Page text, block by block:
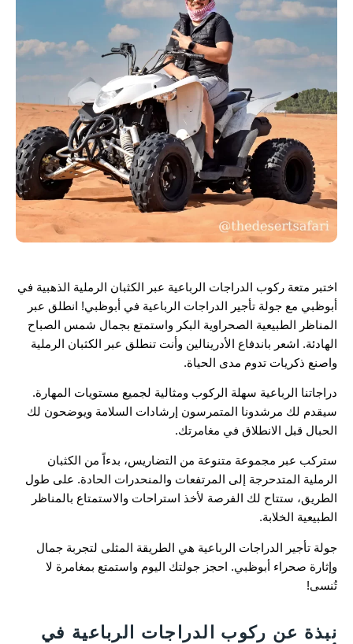
اختبر متعة ركوب الدراجات الرباعية عبر الكثبان الرملية الذهبية في
أبوظبي مع جولة تأجير الدراجات الرباعية في أبوظبي! انطلق عبر
المناظر الطبيعية الصحراوية البكر واستمتع بجمال شمس الصباح
الهادئة. اشعر باندفاع الأدرينالين وأنت تنطلق عبر الكثبان الرملية
واصنع ذكريات تدوم مدى الحياة.
دراجاتنا الرباعية سهلة الركوب ومثالية لجميع مستويات المهارة.
سيقدم لك مرشدونا المتمرسون إرشادات السلامة ويوضحون لك
الحبال قبل الانطلاق في مغامرتك.
ستركب عبر مجموعة متنوعة من التضاريس، بدءاً من الكثبان
الرملية المتدحرجة إلى المرتفعات والمنحدرات الحادة. على طول
الطريق، ستتاح لك الفرصة لأخذ استراحات والاستمتاع بالمناظر
الطبيعية الخلابة.
جولة تأجير الدراجات الرباعية هي الطريقة المثلى لتجربة جمال
وإثارة صحراء أبوظبي. احجز جولتك اليوم واستمتع بمغامرة لا
تُنسى!
نبذة عن ركوب الدراجات الرباعية في